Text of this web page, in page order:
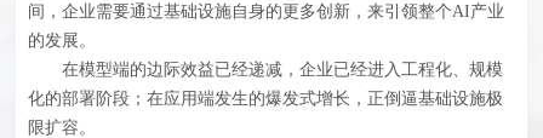
间，企业需要通过基础设施自身的更多创新，来引领整个AI产业
的发展。
在模型端的边际效益已经递减，企业已经进入工程化、规模
化的部署阶段；在应用端发生的爆发式增长，正倒逼基础设施极
限扩容。